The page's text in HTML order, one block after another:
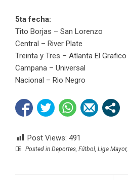
5ta fecha:
Tito Borjas – San Lorenzo
Central – River Plate
Treinta y Tres – Atlanta El Grafico
Campana – Universal
Nacional – Rio Negro
Post Views: 491
Posted in Deportes, Fútbol, Liga Mayor,